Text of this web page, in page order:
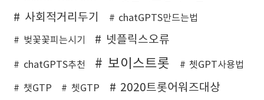
사회적거리두기
chatGPTS만드는법
벚꽃꽃피는시기 넷플릭스오류
chatGPTS추천 보이스트롯 쳇GPT사용법
챗GTP 쳇GTP 2020트롯어워즈대상